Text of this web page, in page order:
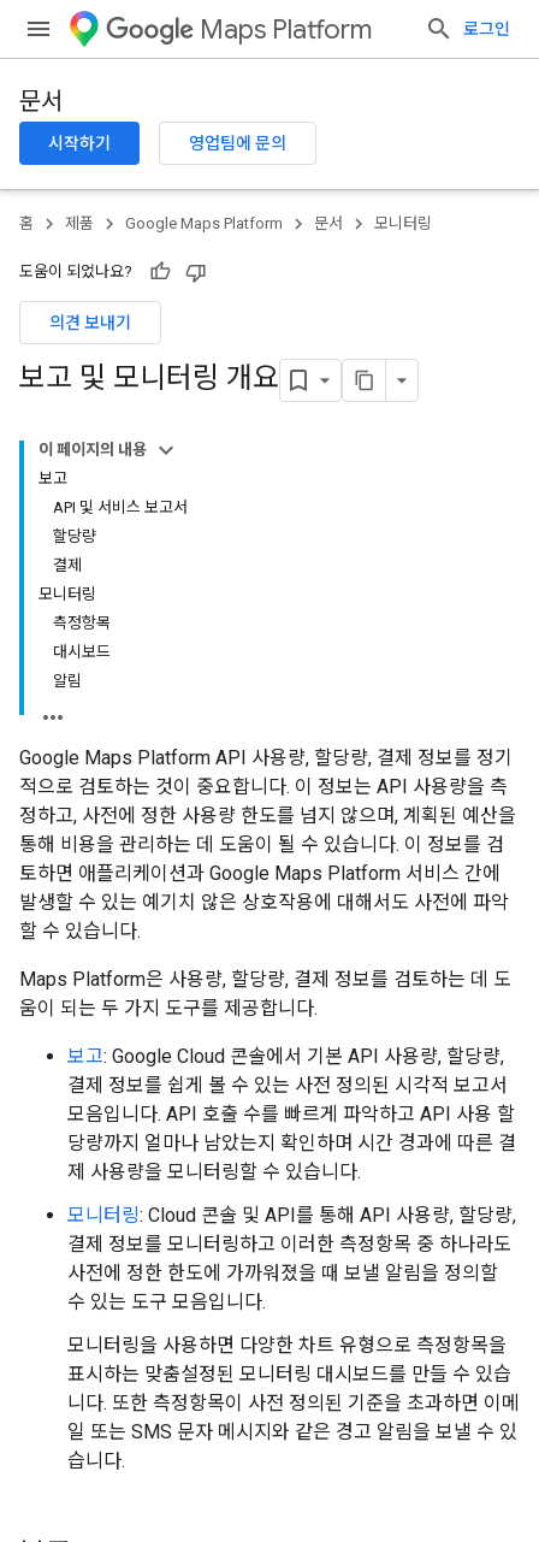
Maps Platform 로그인
문서
시작하기 영업팀에 문의
홈 제품 Google Maps Platform 문서 모니터링
도움이 되었나요?
의견 보내기
보고 및 모니터링 개요
이 페이지의 내용
보고
API 및 서비스 보고서
할당량
결제
모니터링
측정항목
대시보드
알림
Google Maps Platform API 사용량, 할당량, 결제 정보를 정기
적으로 검토하는 것이 중요합니다. 이 정보는 API 사용량을 측
정하고, 사전에 정한 사용량 한도를 넘지 않으며, 계획된 예산을
통해 비용을 관리하는 데 도움이 될 수 있습니다. 이 정보를 검
토하면 애플리케이션과 Google Maps Platform 서비스 간에
발생할 수 있는 예기치 않은 상호작용에 대해서도 사전에 파악
할 수 있습니다.
Maps Platform은 사용량, 할당량, 결제 정보를 검토하는 데 도
움이 되는 두 가지 도구를 제공합니다.
보고: Google Cloud 콘솔에서 기본 API 사용량, 할당량,
결제 정보를 쉽게 볼 수 있는 사전 정의된 시각적 보고서
모음입니다. API 호출 수를 빠르게 파악하고 API 사용 할
당량까지 얼마나 남았는지 확인하며 시간 경과에 따른 결
제 사용량을 모니터링할 수 있습니다.
모니터링: Cloud 콘솔 및 API를 통해 API 사용량, 할당량,
결제 정보를 모니터링하고 이러한 측정항목 중 하나라도
사전에 정한 한도에 가까워졌을 때 보낼 알림을 정의할
수 있는 도구 모음입니다.
모니터링을 사용하면 다양한 차트 유형으로 측정항목을
표시하는 맞춤설정된 모니터링 대시보드를 만들 수 있습
니다. 또한 측정항목이 사전 정의된 기준을 초과하면 이메
일 또는 SMS 문자 메시지와 같은 경고 알림을 보낼 수 있
습니다.